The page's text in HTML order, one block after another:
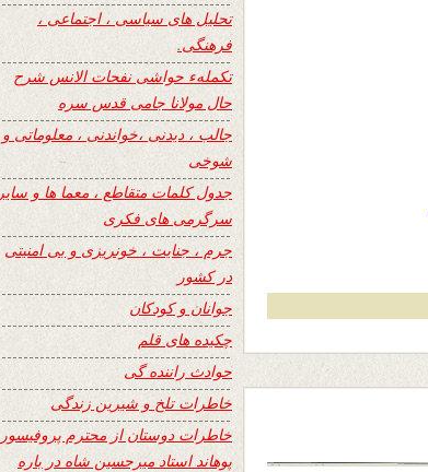
تحلیل های سیاسی ، اجتماعی ،
فرهنگی.
تکملهء حواشی نفحات الانس شرح
حال مولانا جامی قدس سره
جالب ، دیدنی ،خواندنی ، معلوماتی و
شوخی
جدول کلمات متقاطع ، معما ها و سایر
سرگرمی های فکری
جرم ، جنایت ، خونریزی و بی امنیتی
در کشور
جوانان و کودکان
چکیده های قلم
حوادث راننده گی
خاطرات تلخ و شیرین زندگی
خاطرات دوستان از محترم پروفیسور
پوهاند استاد میرحسین شاه در باره